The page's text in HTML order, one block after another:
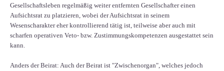
Gesellschaftsleben regelmäßig weiter entfernten Gesellschafter einen
Aufsichtsrat zu platzieren, wobei der Aufsichtsrat in seinem
Wesenscharakter eher kontrollierend tätig ist, teilweise aber auch mit
scharfen operativen Veto- bzw. Zustimmungskompetenzen ausgestattet sein
kann.
Anders der Beirat: Auch der Beirat ist "Zwischenorgan", welches jedoch